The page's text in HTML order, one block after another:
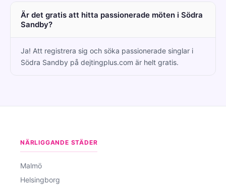
Är det gratis att hitta passionerade möten i Södra
Sandby?
Ja! Att registrera sig och söka passionerade singlar i
Södra Sandby på dejtingplus.com är helt gratis.
NÄRLIGGANDE STÄDER
Malmö
Helsingborg